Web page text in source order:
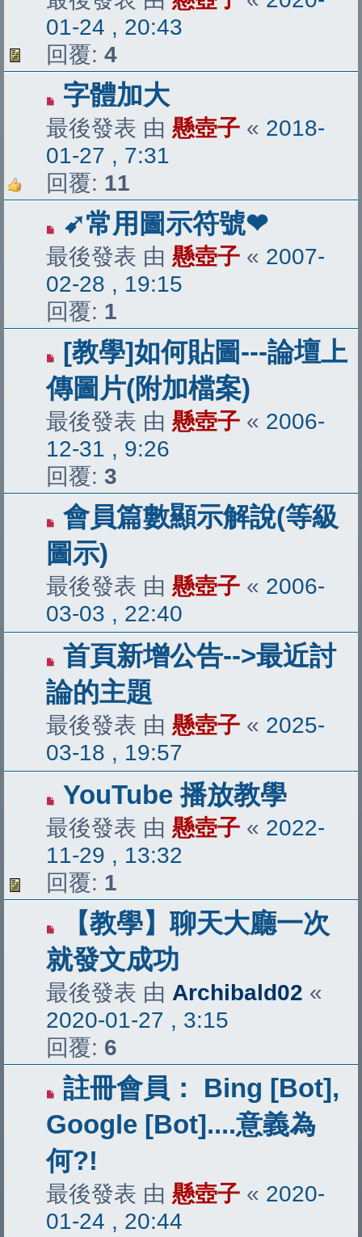
01-24 , 20:43
回覆: 4
字體加大
最後發表 由 懸壺子 « 2018-
01-27 , 7:31
回覆: 11
➹常用圖示符號❤
最後發表 由 懸壺子 « 2007-
02-28 , 19:15
回覆: 1
[教學]如何貼圖---論壇上
傳圖片(附加檔案)
最後發表 由 懸壺子 « 2006-
12-31 , 9:26
回覆: 3
會員篇數顯示解說(等級
圖示)
最後發表 由 懸壺子 « 2006-
03-03 , 22:40
首頁新增公告-->最近討
論的主題
最後發表 由 懸壺子 « 2025-
03-18 , 19:57
YouTube 播放教學
最後發表 由 懸壺子 « 2022-
11-29 , 13:32
回覆: 1
【教學】聊天大廳一次
就發文成功
最後發表 由 Archibald02 «
2020-01-27 , 3:15
回覆: 6
註冊會員： Bing [Bot],
Google [Bot]....意義為
何?!
最後發表 由 懸壺子 « 2020-
01-24 , 20:44